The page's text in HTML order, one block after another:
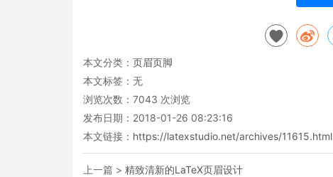
本文分类： 页眉页脚
本文标签：无
浏览次数： 7043 次浏览
发布日期：2018-01-26 08:23:16
本文链接： https://latexstudio.net/archives/11615.html
上一篇 > 精致清新的LaTeX页眉设计